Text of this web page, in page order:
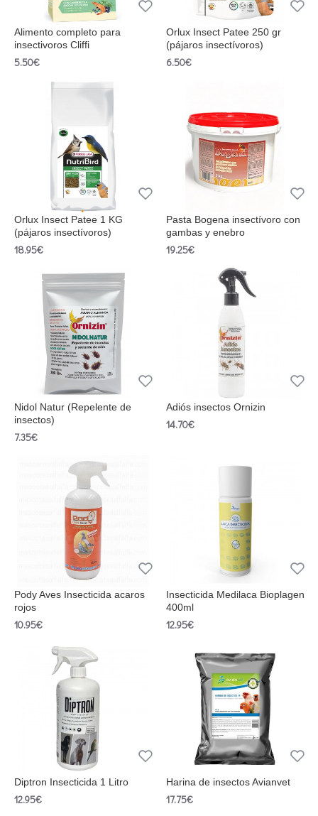
Alimento completo para
insectivoros Cliffi
5.50€
Orlux Insect Patee 250 gr
(pájaros insectívoros)
6.50€
Orlux Insect Patee 1 KG
(pájaros insectívoros)
18.95€
Pasta Bogena insectívoro con
gambas y enebro
19.25€
Nidol Natur (Repelente de
insectos)
7.35€
Adiós insectos Ornizin
14.70€
Pody Aves Insecticida acaros
rojos
10.95€
Insecticida Medilaca Bioplagen
400ml
12.95€
Diptron Insecticida 1 Litro
12.95€
Harina de insectos Avianvet
17.75€